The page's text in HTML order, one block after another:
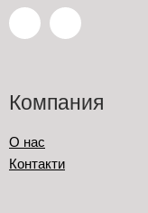
Компания
О нас
Контакти